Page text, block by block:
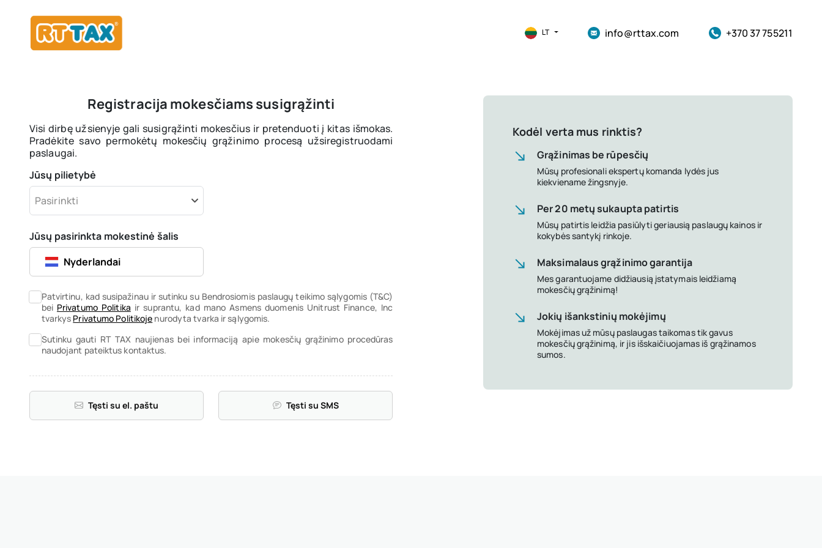
LT info@rttax.com +370 37 755211
Registracija mokesčiams susigrąžinti
Visi dirbę užsienyje gali susigrąžinti mokesčius ir pretenduoti į kitas išmokas.
Pradėkite savo permokėtų mokesčių grąžinimo procesą užsiregistruodami
paslaugai.
Jūsų pilietybė
Pasirinkti
Jūsų pasirinkta mokestinė šalis
Nyderlandai
Patvirtinu, kad susipažinau ir sutinku su Bendrosiomis paslaugų teikimo sąlygomis (T&C)
bei Privatumo Politika ir suprantu, kad mano Asmens duomenis Unitrust Finance, Inc
tvarkys Privatumo Politikoje nurodyta tvarka ir sąlygomis.
Sutinku gauti RT TAX naujienas bei informaciją apie mokesčių grąžinimo procedūras
naudojant pateiktus kontaktus.
Tęsti su el. paštu Tęsti su SMS
Kodėl verta mus rinktis?
Grąžinimas be rūpesčių
Mūsų profesionali ekspertų komanda lydės jus
kiekviename žingsnyje.
Per 20 metų sukaupta patirtis
Mūsų patirtis leidžia pasiūlyti geriausią paslaugų kainos ir
kokybės santykį rinkoje.
Maksimalaus grąžinimo garantija
Mes garantuojame didžiausią įstatymais leidžiamą
mokesčių grąžinimą!
Jokių išankstinių mokėjimų
Mokėjimas už mūsų paslaugas taikomas tik gavus
mokesčių grąžinimą, ir jis išskaičiuojamas iš grąžinamos
sumos.